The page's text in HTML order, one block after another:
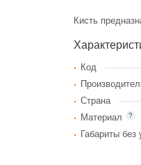
Кисть
Код
Страна
?
Материал
Габариты без